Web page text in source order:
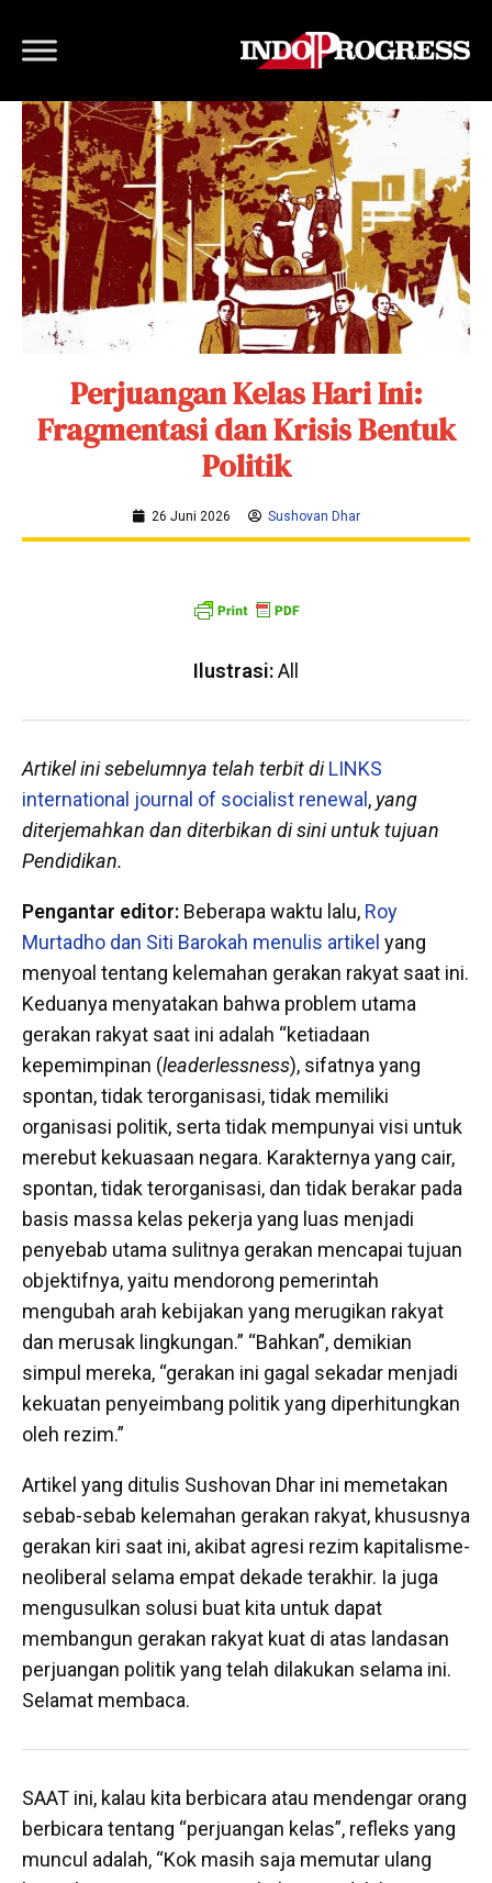
Perjuangan Kelas Hari Ini:
Fragmentasi dan Krisis Bentuk
Politik
26 Juni 2026 Sushovan Dhar
Ilustrasi:All
Artikel ini sebelumnya telah terbit diLINKS
international journal of socialist renewal, yang
diterjemahkan dan diterbikan di sini untuk tujuan
Pendidikan.
Pengantar editor: Beberapa waktu lalu, Roy
Murtadho dan Siti Barokah menulis artikel yang
menyoal tentang kelemahan gerakan rakyat saat ini.
Keduanya menyatakan bahwa problem utama
gerakan rakyat saat ini adalah “ketiadaan
kepemimpinan (leaderlessness), sifatnya yang
spontan, tidak terorganisasi, tidak memiliki
organisasi politik, serta tidak mempunyai visi untuk
merebut kekuasaan negara. Karakternya yang cair,
spontan, tidak terorganisasi, dan tidak berakar pada
basis massa kelas pekerja yang luas menjadi
penyebab utama sulitnya gerakan mencapai tujuan
objektifnya, yaitu mendorong pemerintah
mengubah arah kebijakan yang merugikan rakyat
dan merusak lingkungan.” “Bahkan”, demikian
simpul mereka, “gerakan ini gagal sekadar menjadi
kekuatan penyeimbang politik yang diperhitungkan
oleh rezim.”
Artikel yang ditulis Sushovan Dhar ini memetakan
sebab-sebab kelemahan gerakan rakyat, khususnya
gerakan kiri saat ini, akibat agresi rezim kapitalisme-
neoliberal selama empat dekade terakhir. Ia juga
mengusulkan solusi buat kita untuk dapat
membangun gerakan rakyat kuat di atas landasan
perjuangan politik yang telah dilakukan selama ini.
Selamat membaca.
SAAT ini, kalau kita berbicara atau mendengar orang
berbicara tentang “perjuangan kelas”, refleks yang
muncul adalah, “Kok masih saja memutar ulang